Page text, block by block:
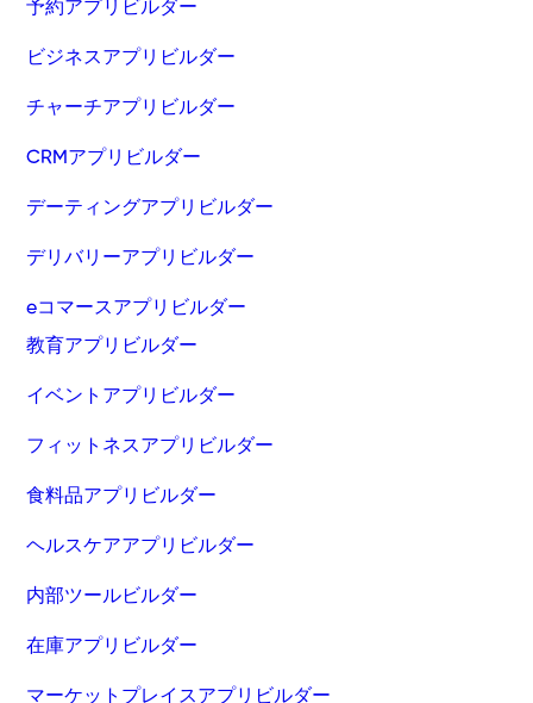
予約アプリビルダー
ビジネスアプリビルダー
チャーチアプリビルダー
CRMアプリビルダー
デーティングアプリビルダー
デリバリーアプリビルダー
eコマースアプリビルダー
教育アプリビルダー
イベントアプリビルダー
フィットネスアプリビルダー
食料品アプリビルダー
ヘルスケアアプリビルダー
内部ツールビルダー
在庫アプリビルダー
マーケットプレイスアプリビルダー